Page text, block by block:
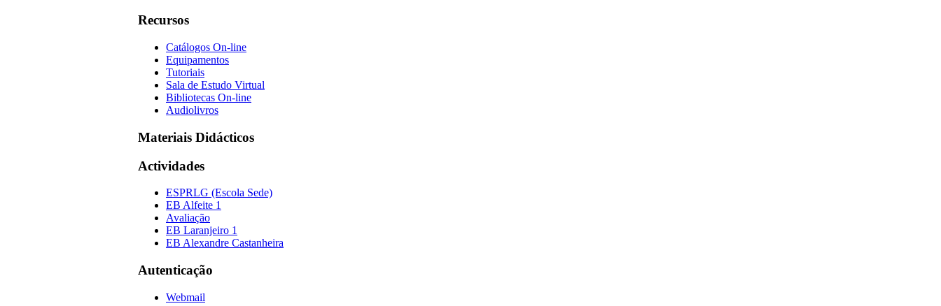
Recursos
Catálogos On-line
Equipamentos
Tutoriais
Sala de Estudo Virtual
Bibliotecas On-line
Audiolivros
Materiais Didácticos
Actividades
ESPRLG (Escola Sede)
EB Alfeite 1
Avaliação
EB Laranjeiro 1
EB Alexandre Castanheira
Autenticação
Webmail